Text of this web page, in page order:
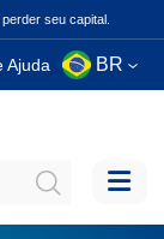
seu capital.
Ajuda BR